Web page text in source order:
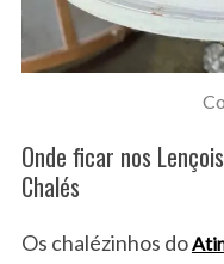
Onde ficar nos
Chalés
Os chalézinhos do